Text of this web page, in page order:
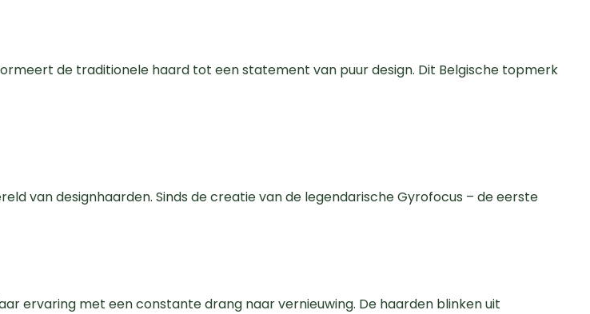
de traditionele haard tot een statement van puur design. Dit Belgische topmerk
van designhaarden. Sinds de creatie van de legendarische Gyrofocus – de eerste
ervaring met een constante drang naar vernieuwing. De haarden blinken uit